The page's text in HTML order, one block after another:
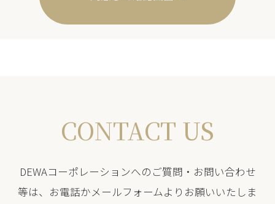
CONTACT US
DEWAコーポレーションへのご質問・お問い合わせ
等は、お電話かメールフォームよりお願いいたしま